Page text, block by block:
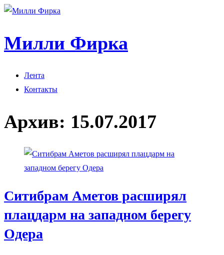
Милли Фирка
Лента
Контакты
Архив: 15.07.2017
Ситибрам Аметов расширял
плацдарм на западном берегу
Одера